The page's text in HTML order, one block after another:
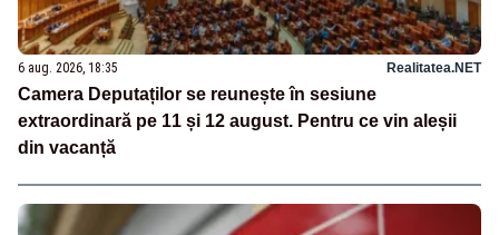
6 aug. 2026, 18:35 Realitatea.NET
Camera Deputaților se reunește în sesiune
extraordinară pe 11 și 12 august. Pentru ce vin aleșii
din vacanță